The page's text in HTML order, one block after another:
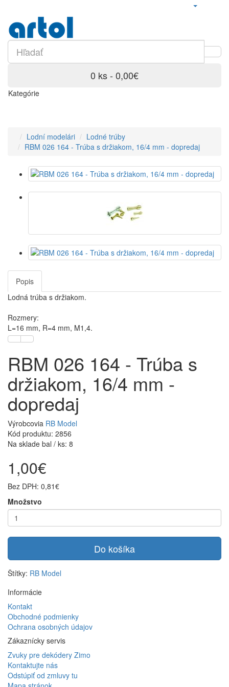
0 ks - 0,00€
Kategórie
Lodní modelári
Lodné trúby
RBM 026 164 - Trúba s držiakom, 16/4 mm - dopredaj
Popis
Lodná trúba s držiakom.
Rozmery:
L=16 mm, R=4 mm, M1,4.
RBM 026 164 - Trúba s
držiakom, 16/4 mm -
dopredaj
Výrobcovia RB Model
Kód produktu: 2856
Na sklade bal / ks: 8
1,00€
Bez DPH: 0,81€
Množstvo
Do košíka
Štítky: RB Model
Informácie
Kontakt
Obchodné podmienky
Ochrana osobných údajov
Zákaznícky servis
Zvuky pre dekódery Zimo
Kontaktujte nás
Odstúpiť od zmluvy tu